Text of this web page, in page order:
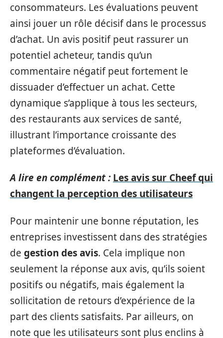
consommateurs. Les évaluations peuvent
ainsi jouer un rôle décisif dans le processus
d’achat. Un avis positif peut rassurer un
potentiel acheteur, tandis qu’un
commentaire négatif peut fortement le
dissuader d’effectuer un achat. Cette
dynamique s’applique à tous les secteurs,
des restaurants aux services de santé,
illustrant l’importance croissante des
plateformes d’évaluation.
A lire en complément : Les avis sur Cheef qui
changent la perception des utilisateurs
Pour maintenir une bonne réputation, les
entreprises investissent dans des stratégies
de gestion des avis. Cela implique non
seulement la réponse aux avis, qu’ils soient
positifs ou négatifs, mais également la
sollicitation de retours d’expérience de la
part des clients satisfaits. Par ailleurs, on
note que les utilisateurs sont plus enclins à